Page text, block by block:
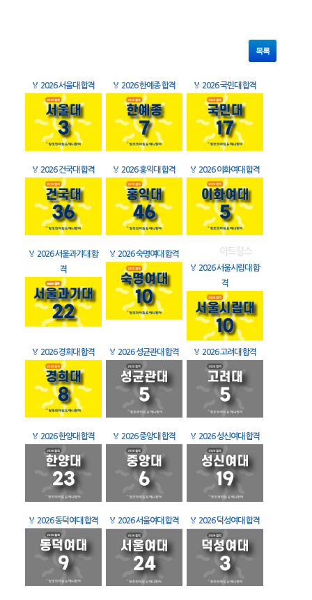
목록
🏅 2026 서울대 합격 🏅 2026 한예종 합격 🏅 2026 국민대 합격
🏅 2026 건국대 합격 🏅 2026 홍익대 합격 🏅 2026 이화여대 합격
🏅 2026 서울과기대 합
격
🏅 2026 숙명여대 합격
🏅 2026 서울시립대 합
격
🏅 2026 경희대 합격 🏅 2026 성균관대 합격 🏅 2026 고려대 합격
🏅 2026 한양대 합격 🏅 2026 중앙대 합격 🏅 2026 성신여대 합격
🏅 2026 동덕여대 합격 🏅 2026 서울여대 합격 🏅 2026 덕성여대 합격